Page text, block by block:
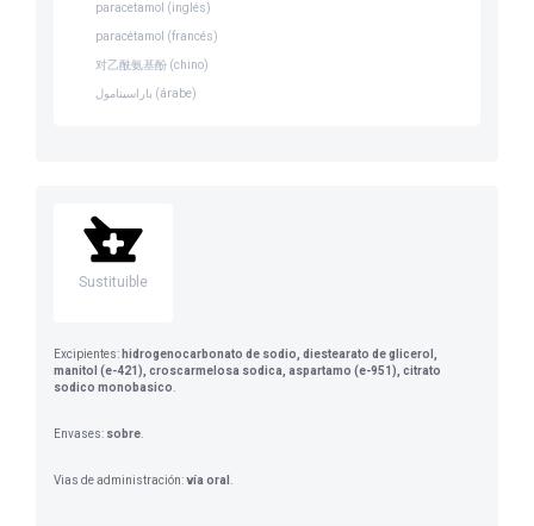
paracetamol (inglés)
paracétamol (francés)
对乙酰氨基酚 (chino)
باراسيتامول (árabe)
Sustituible
Excipientes: hidrogenocarbonato de sodio, diestearato de glicerol,
manitol (e-421), croscarmelosa sodica, aspartamo (e-951), citrato
sodico monobasico
Envases: sobre
Vias de administración:vía oral